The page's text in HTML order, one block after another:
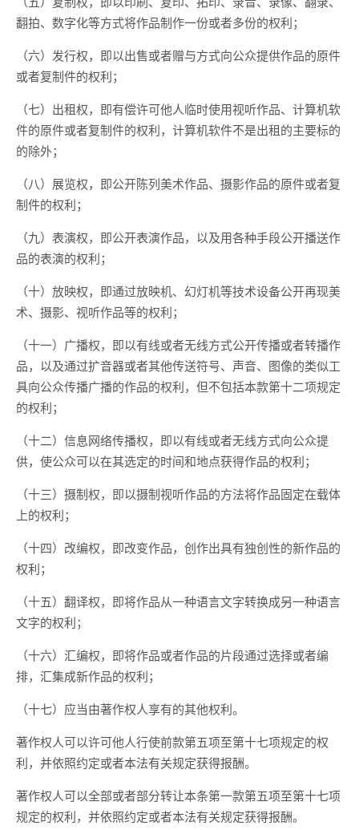
翻拍、数字化等方式将作品制作一份或者多份的权利；
（六）发行权，即以出售或者赠与方式向公众提供作品的原件
或者复制件的权利；
（七）出租权，即有偿许可他人临时使用视听作品、计算机软
件的原件或者复制件的权利，计算机软件不是出租的主要标的
的除外；
（八）展览权，即公开陈列美术作品、摄影作品的原件或者复
制件的权利；
（九）表演权，即公开表演作品，以及用各种手段公开播送作
品的表演的权利；
（十）放映权，即通过放映机、幻灯机等技术设备公开再现美
术、摄影、视听作品等的权利；
（十一）广播权，即以有线或者无线方式公开传播或者转播作
品，以及通过扩音器或者其他传送符号、声音、图像的类似工
具向公众传播广播的作品的权利，但不包括本款第十二项规定
的权利；
（十二）信息网络传播权，即以有线或者无线方式向公众提
供，使公众可以在其选定的时间和地点获得作品的权利；
（十三）摄制权，即以摄制视听作品的方法将作品固定在载体
上的权利；
（十四）改编权，即改变作品，创作出具有独创性的新作品的
权利；
（十五）翻译权，即将作品从一种语言文字转换成另一种语言
文字的权利；
（十六）汇编权，即将作品或者作品的片段通过选择或者编
排，汇集成新作品的权利；
（十七）应当由著作权人享有的其他权利。
著作权人可以许可他人行使前款第五项至第十七项规定的权
利，并依照约定或者本法有关规定获得报酬。
著作权人可以全部或者部分转让本条第一款第五项至第十七项
规定的权利，并依照约定或者本法有关规定获得报酬。